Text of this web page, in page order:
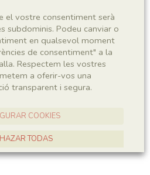
Phyllum
Spermatophyta
Classe
Magnoliopsida
Familia
el vostre consentiment serà
subdominis. Podeu canviar o
en qualsevol moment
de consentiment" a la
Respectem les vostres
a oferir-vos una
transparent i segura.
COOKIES
TODAS
TOTES